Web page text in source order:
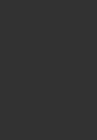
данных в
обработки